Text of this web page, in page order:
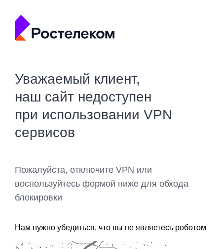
Уважаемый клиент,
наш сайт недоступен
при использовании VPN
сервисов
Пожалуйста, отключите VPN или
воспользуйтесь формой ниже для обхода
блокировки
Нам нужно убедиться, что вы не являетесь роботом